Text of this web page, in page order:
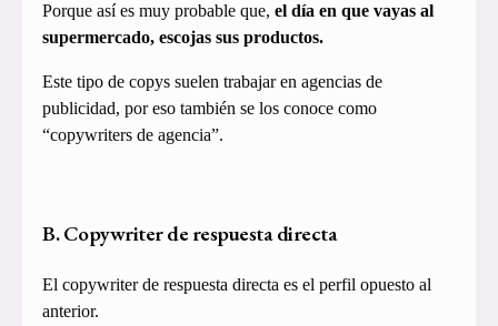
Porque así es muy probable que, el día en que vayas al
supermercado, escojas sus productos.
Este tipo de copys suelen trabajar en agencias de
publicidad, por eso también se los conoce como
“copywriters de agencia”.
B. Copywriter de respuesta directa
El copywriter de respuesta directa es el perfil opuesto al
anterior.